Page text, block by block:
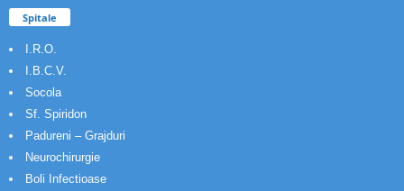
Spitale
I.R.O.
I.B.C.V.
Socola
Sf. Spiridon
Padureni – Grajduri
Neurochirurgie
Boli Infectioase